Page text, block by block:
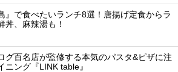
』で食べたいランチ8選！唐揚げ定食からラ
丼、麻辣湯も！
グ百名店が監修する本気のパスタ&ピザに注
ニング『LINK table』